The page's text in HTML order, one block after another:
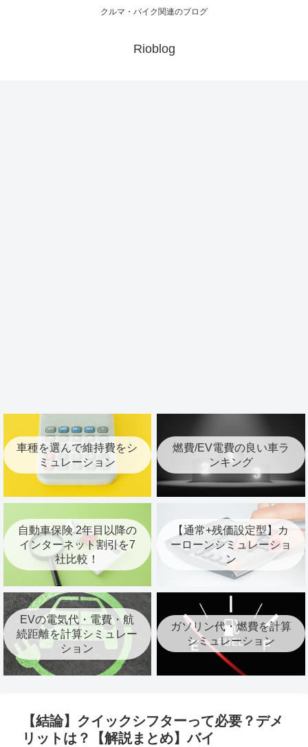
クルマ・バイク関連のブログ
Rioblog
車種を選んで維持費をシ
ミュレーション
燃費/EV電費の良い車ラ
ンキング
自動車保険 2年目以降の
インターネット割引を7
社比較！
【通常+残価設定型】カ
ーローンシミュレーショ
ン
EVの電気代・電費・航
続距離を計算シミュレー
ション
ガソリン代・燃費を計算
シミュレーション
【結論】クイックシフターって必要？デメ
リットは？【解説まとめ】バイ